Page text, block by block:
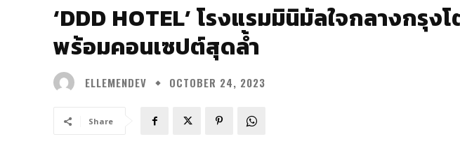
‘DDD HOTEL’ โรงแรมมินิมัลใจกลางกรุง
พร้อมคอนเซปต์สุดล้ำ
ELLEMENDEV OCTOBER 24, 2023
Share